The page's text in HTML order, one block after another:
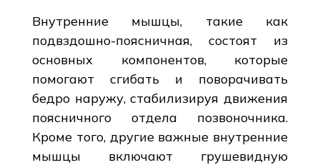
Внутренние мышцы, такие как
подвздошно-поясничная, состоят из
основных компонентов, которые
помогают сгибать и поворачивать
бедро наружу, стабилизируя движения
поясничного отдела позвоночника.
Кроме того, другие важные внутренние
мышцы включают грушевидную